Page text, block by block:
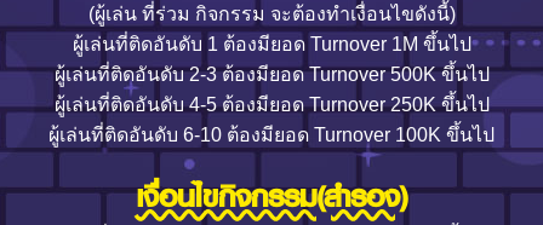
(ผู้เล่น ที่ร่วม กิจกรรม จะต้องทำเงื่อนไขดังนี้)
ผู้เล่นที่ติดอันดับ 1 ต้องมียอด Turnover 1M ขึ้นไป
ผู้เล่นที่ติดอันดับ 2-3 ต้องมียอด Turnover 500K ขึ้นไป
ผู้เล่นที่ติดอันดับ 4-5 ต้องมียอด Turnover 250K ขึ้นไป
ผู้เล่นที่ติดอันดับ 6-10 ต้องมียอด Turnover 100K ขึ้นไป
เงื่อนไขกิจกรรม(สำรอง)